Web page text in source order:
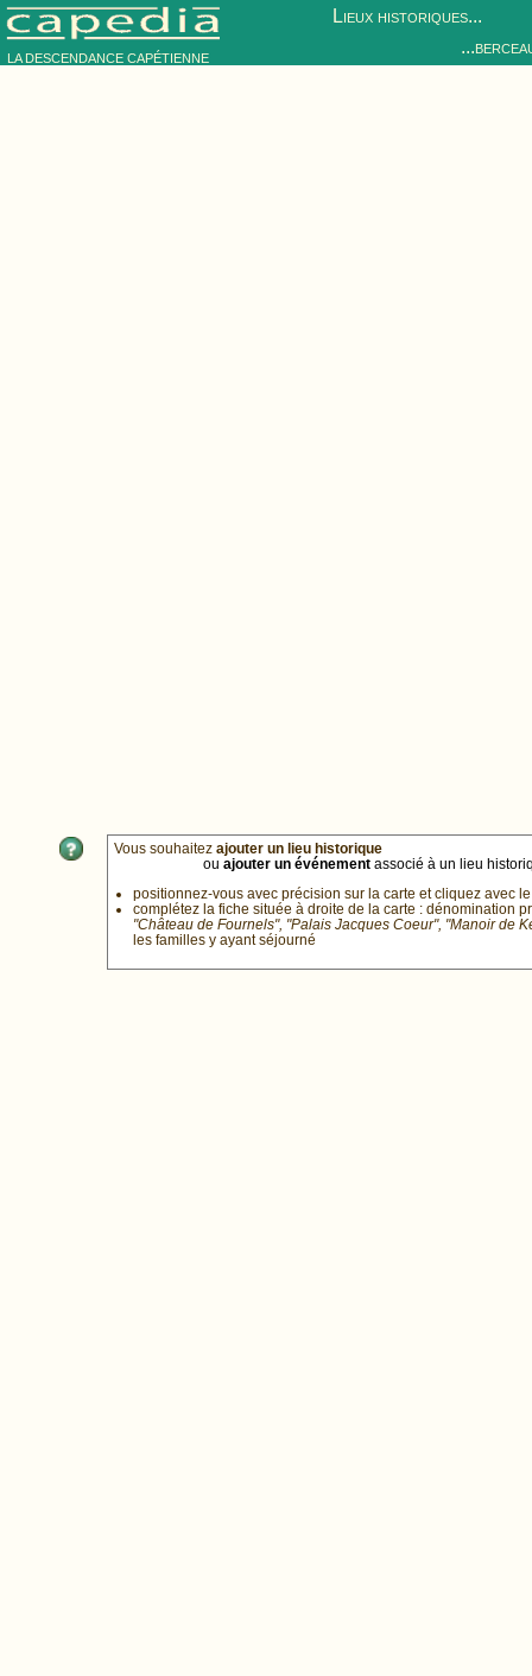
LA DESCENDANCE CAPÉTIENNE
Lieux historiques...
Vous souhaitez ajouter un lieu historique
ou ajouter un événement associé à un lieu
positionnez-vous avec précision sur la carte et cliquez avec
complétez la fiche située à droite de la carte : dénomination
"Château de Fournels", "Palais Jacques Coeur", "Manoir de
les familles y ayant séjourné